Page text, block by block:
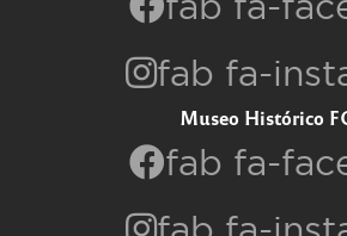
fab fa-
Museo Histórico
fab fa-